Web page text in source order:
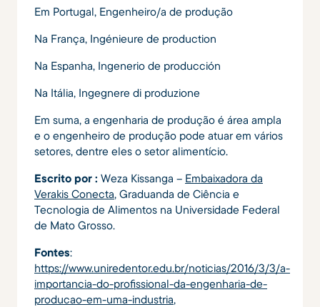
Em Portugal, Engenheiro/a de produção
Na França, Ingénieure de production
Na Espanha, Ingenerio de producción
Na Itália, Ingegnere di produzione
Em suma, a engenharia de produção é área ampla
e o engenheiro de produção pode atuar em vários
setores, dentre eles o setor alimentício.
Escrito por : Weza Kissanga – Embaixadora da
Verakis Conecta, Graduanda de Ciência e
Tecnologia de Alimentos na Universidade Federal
de Mato Grosso.
Fontes:
https://www.uniredentor.edu.br/noticias/2016/3/3/a-
importancia-do-profissional-da-engenharia-de-
producao-em-uma-industria,